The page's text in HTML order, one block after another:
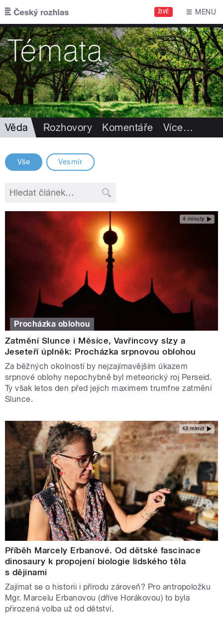
Přejít k hlavnímu obsahu
ŽIVĚ MENU
Věda Rozhovory Komentáře Více…
Vše Vesmír
4 minuty
Procházka oblohou
Zatmění Slunce i Měsíce, Vavřincovy slzy a
Jeseteří úplněk: Procházka srpnovou oblohou
Za běžných okolností by nejzajímavějším úkazem
srpnové oblohy nepochybně byl meteorický roj Perseid.
Ty však letos den před jejich maximem trumfne zatmění
Slunce.
43 minut
Příběh Marcely Erbanové. Od dětské fascinace
dinosaury k propojení biologie lidského těla
s dějinami
Zajímat se o historii i přírodu zároveň? Pro antropoložku
Mgr. Marcelu Erbanovou (dříve Horákovou) to byla
přirozená volba už od dětství.